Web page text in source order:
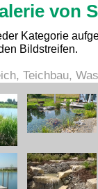
von
Kategorie
Bildstreifen.
Teichbau,